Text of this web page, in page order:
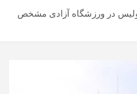
در ورزشگاه آزادی مشخص